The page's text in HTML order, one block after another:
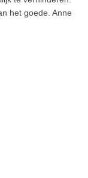
het goede. Anne